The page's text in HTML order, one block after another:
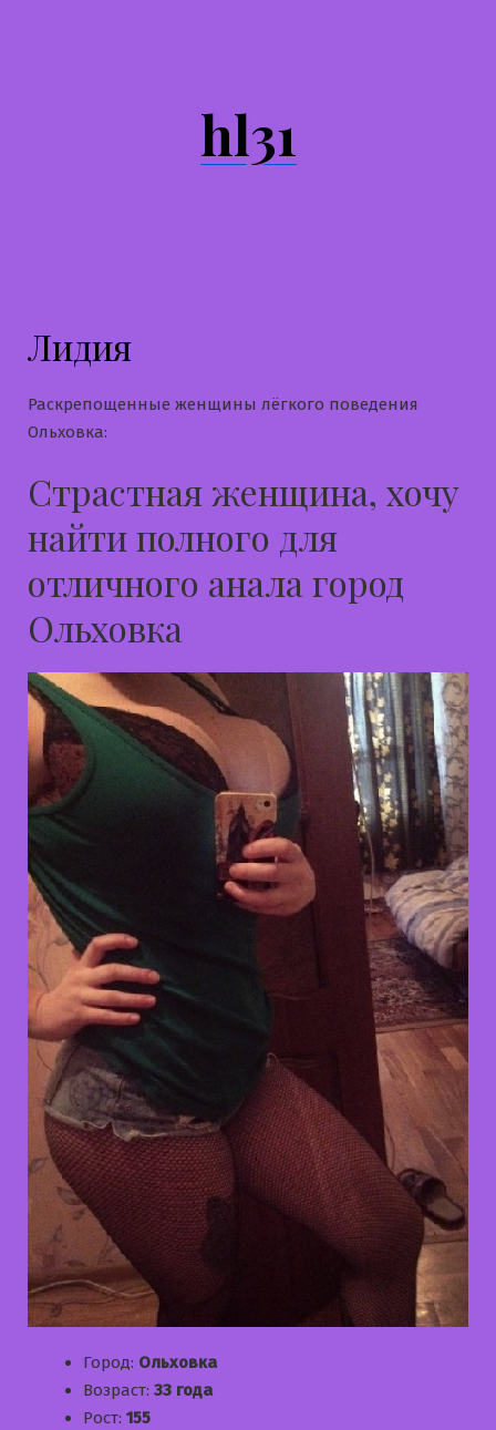
hl31
Лидия
Раскрепощенные женщины лёгкого поведения
Ольховка:
Страстная женщина, хочу
найти полного для
отличного анала город
Ольховка
Город: Ольховка
Возраст: 33 года
Рост: 155